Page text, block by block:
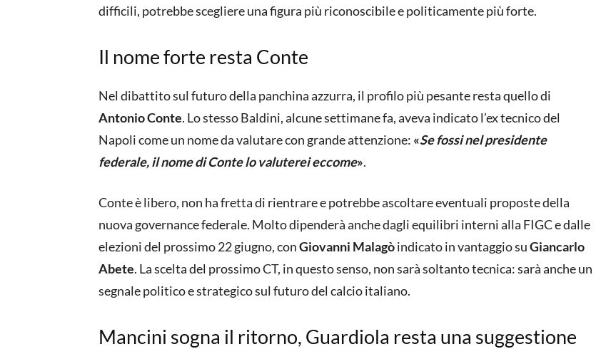
difficili, potrebbe scegliere una figura più riconoscibile e politicamente più forte.
Il nome forte resta Conte
Nel dibattito sul futuro della panchina azzurra, il profilo più pesante resta quello di
Antonio Conte. Lo stesso Baldini, alcune settimane fa, aveva indicato l’ex tecnico del
Napoli come un nome da valutare con grande attenzione: «Se fossi nel presidente
federale, il nome di Conte lo valuterei eccome».
Conte è libero, non ha fretta di rientrare e potrebbe ascoltare eventuali proposte della
nuova governance federale. Molto dipenderà anche dagli equilibri interni alla FIGC e dalle
elezioni del prossimo 22 giugno, conGiovanni Malagòindicato in vantaggio suGiancarlo
Abete. La scelta del prossimo CT, in questo senso, non sarà soltanto tecnica: sarà anche un
segnale politico e strategico sul futuro del calcio italiano.
Mancini sogna il ritorno, Guardiola resta una suggestione